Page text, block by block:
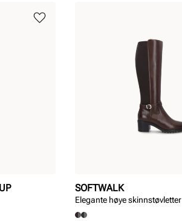
SOFTWALK
Elegante høye skinnstøvletter